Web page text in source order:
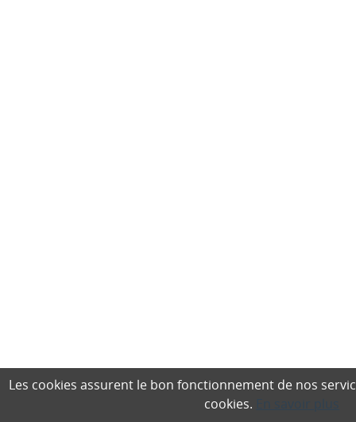
Les cookies assurent le bon fonctionnement de nos
cookies.